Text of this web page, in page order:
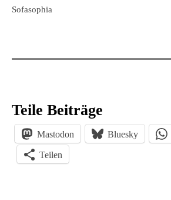
Sofasophia
Teile Beiträge
Mastodon Bluesky
Teilen